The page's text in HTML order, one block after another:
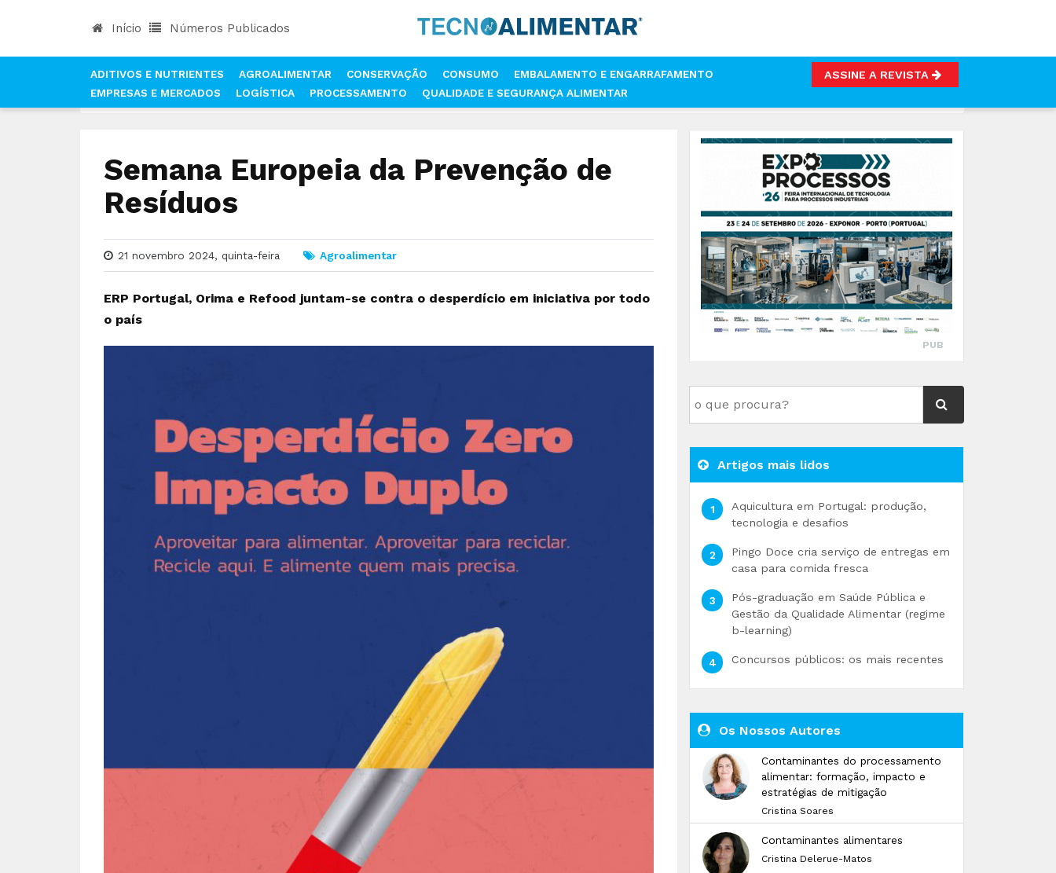
Início Números Publicados
ADITIVOS E NUTRIENTES AGROALIMENTAR CONSERVAÇÃO CONSUMO
EMBALAMENTO E ENGARRAFAMENTO
EMPRESAS E MERCADOS
LOGÍSTICA PROCESSAMENTO QUALIDADE E SEGURANÇA ALIMENTAR
ASSINE A REVISTA
SEMANA EUROPEIA DA PREVENÇÃO DE RESÍDUOS
Semana Europeia da Prevenção de
Resíduos
21 novembro 2024, quinta-feira Agroalimentar
ERP Portugal, Orima e Refood juntam-se contra o desperdício em iniciativa por todo
o país
PUB
Artigos mais lidos
Aquicultura em Portugal: produção,
tecnologia e desafios
Pingo Doce cria serviço de entregas em
casa para comida fresca
Pós-graduação em Saúde Pública e
Gestão da Qualidade Alimentar (regime
b-learning)
Concursos públicos: os mais recentes
Os Nossos Autores
Contaminantes do processamento
alimentar: formação, impacto e
estratégias de mitigação
Cristina Soares
Contaminantes alimentares
Cristina Delerue-Matos